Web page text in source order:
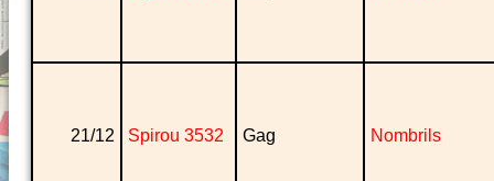
21/12 Spirou 3532 Gag Nombrils